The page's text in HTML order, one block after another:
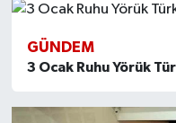
GÜNDEM
3 Ocak Ruhu Yörük